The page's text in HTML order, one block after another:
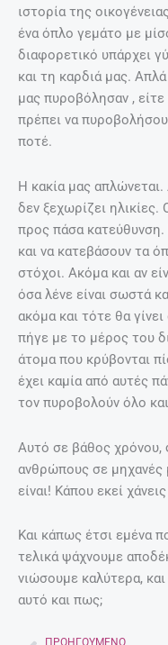
ιστορία της
ένα όπλο γεμάτο με
διαφορετικό υπάρχει
και τη καρδιά μας.
μας πυροβόλησαν ,
πρέπει να
ποτέ.
Η κακία μας
δεν ξεχωρίζει
προς πάσα
και να κατεβάσουν τα
στόχοι. Ακόμα και αν
όσα λένε είναι σωστά
ακόμα και τότε θα
πήγε με το μέρος του
άτομα που κρύβονται
έχει καμία από αυτές
τον πυροβολούν όλο
Αυτό σε βάθος χρόνου,
ανθρώπους σε μηχανές
είναι! Κάπου εκεί
Και κάπως έτσι εμένα
τελικά ψάχνουμε
νιώσουμε καλύτερα,
αυτό και πως;
ΠΡΟΗΓΟΎΜΕΝΟ